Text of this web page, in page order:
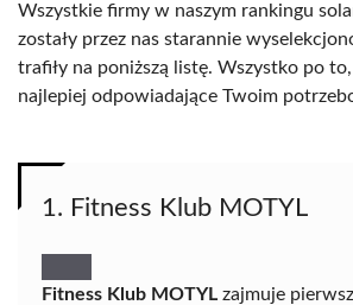
Wszystkie firmy w naszym rankingu
zostały przez nas starannie
trafiły na poniższą listę. Wszystko po
najlepiej odpowiadające Twoim
1. Fitness Klub MOTYL
Fitness Klub MOTYL zajmuje